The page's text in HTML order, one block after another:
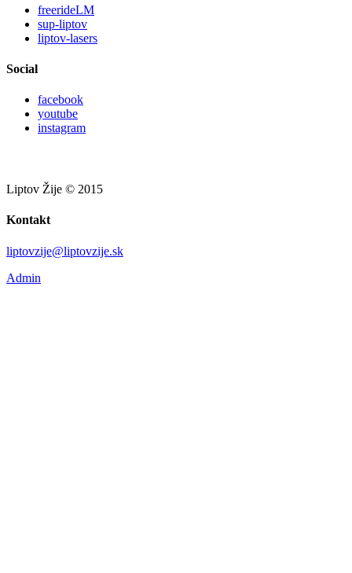
freerideLM
sup-liptov
liptov-lasers
Social
facebook
youtube
instagram
Liptov Žije © 2015
Kontakt
liptovzije@liptovzije.sk
Admin